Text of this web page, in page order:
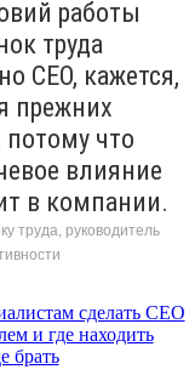
работы
труда
CEO, кажется,
прежних
что
влияние
в компании.
труда, руководитель